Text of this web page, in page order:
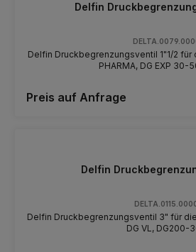
Delfin
Delfin Druckbegrenzungsventil 1"1/2 für die Modelle
PHARMA, DG EXP 30-
Preis auf Anfrage
Delfin
Delfin Druckbegrenzungsventil 3" für
DG VL, DG200-